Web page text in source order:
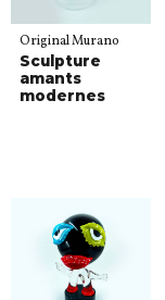
Original Murano
Sculpture
amants
modernes